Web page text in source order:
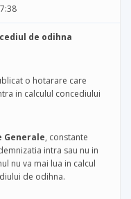
de odihna
o hotarare care
in calculul concediului
Generale, constante
intra sau nu in
nu va mai lua in calcul
de odihna.